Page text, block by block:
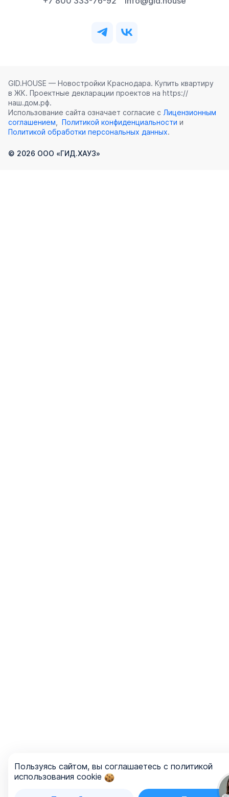
GID.HOUSE — Новостройки Краснодара. Купить квартиру
в ЖК. Проектные декларации проектов на https://
наш.дом.рф.
Использование сайта означает согласие с Лицензионным
соглашением
Политикой конфиденциальности и
Политикой обработки персональных данных.
© 2026 ООО «ГИД.ХАУЗ»
Пользуясь сайтом, вы соглашаетесь с политикой
использования cookie